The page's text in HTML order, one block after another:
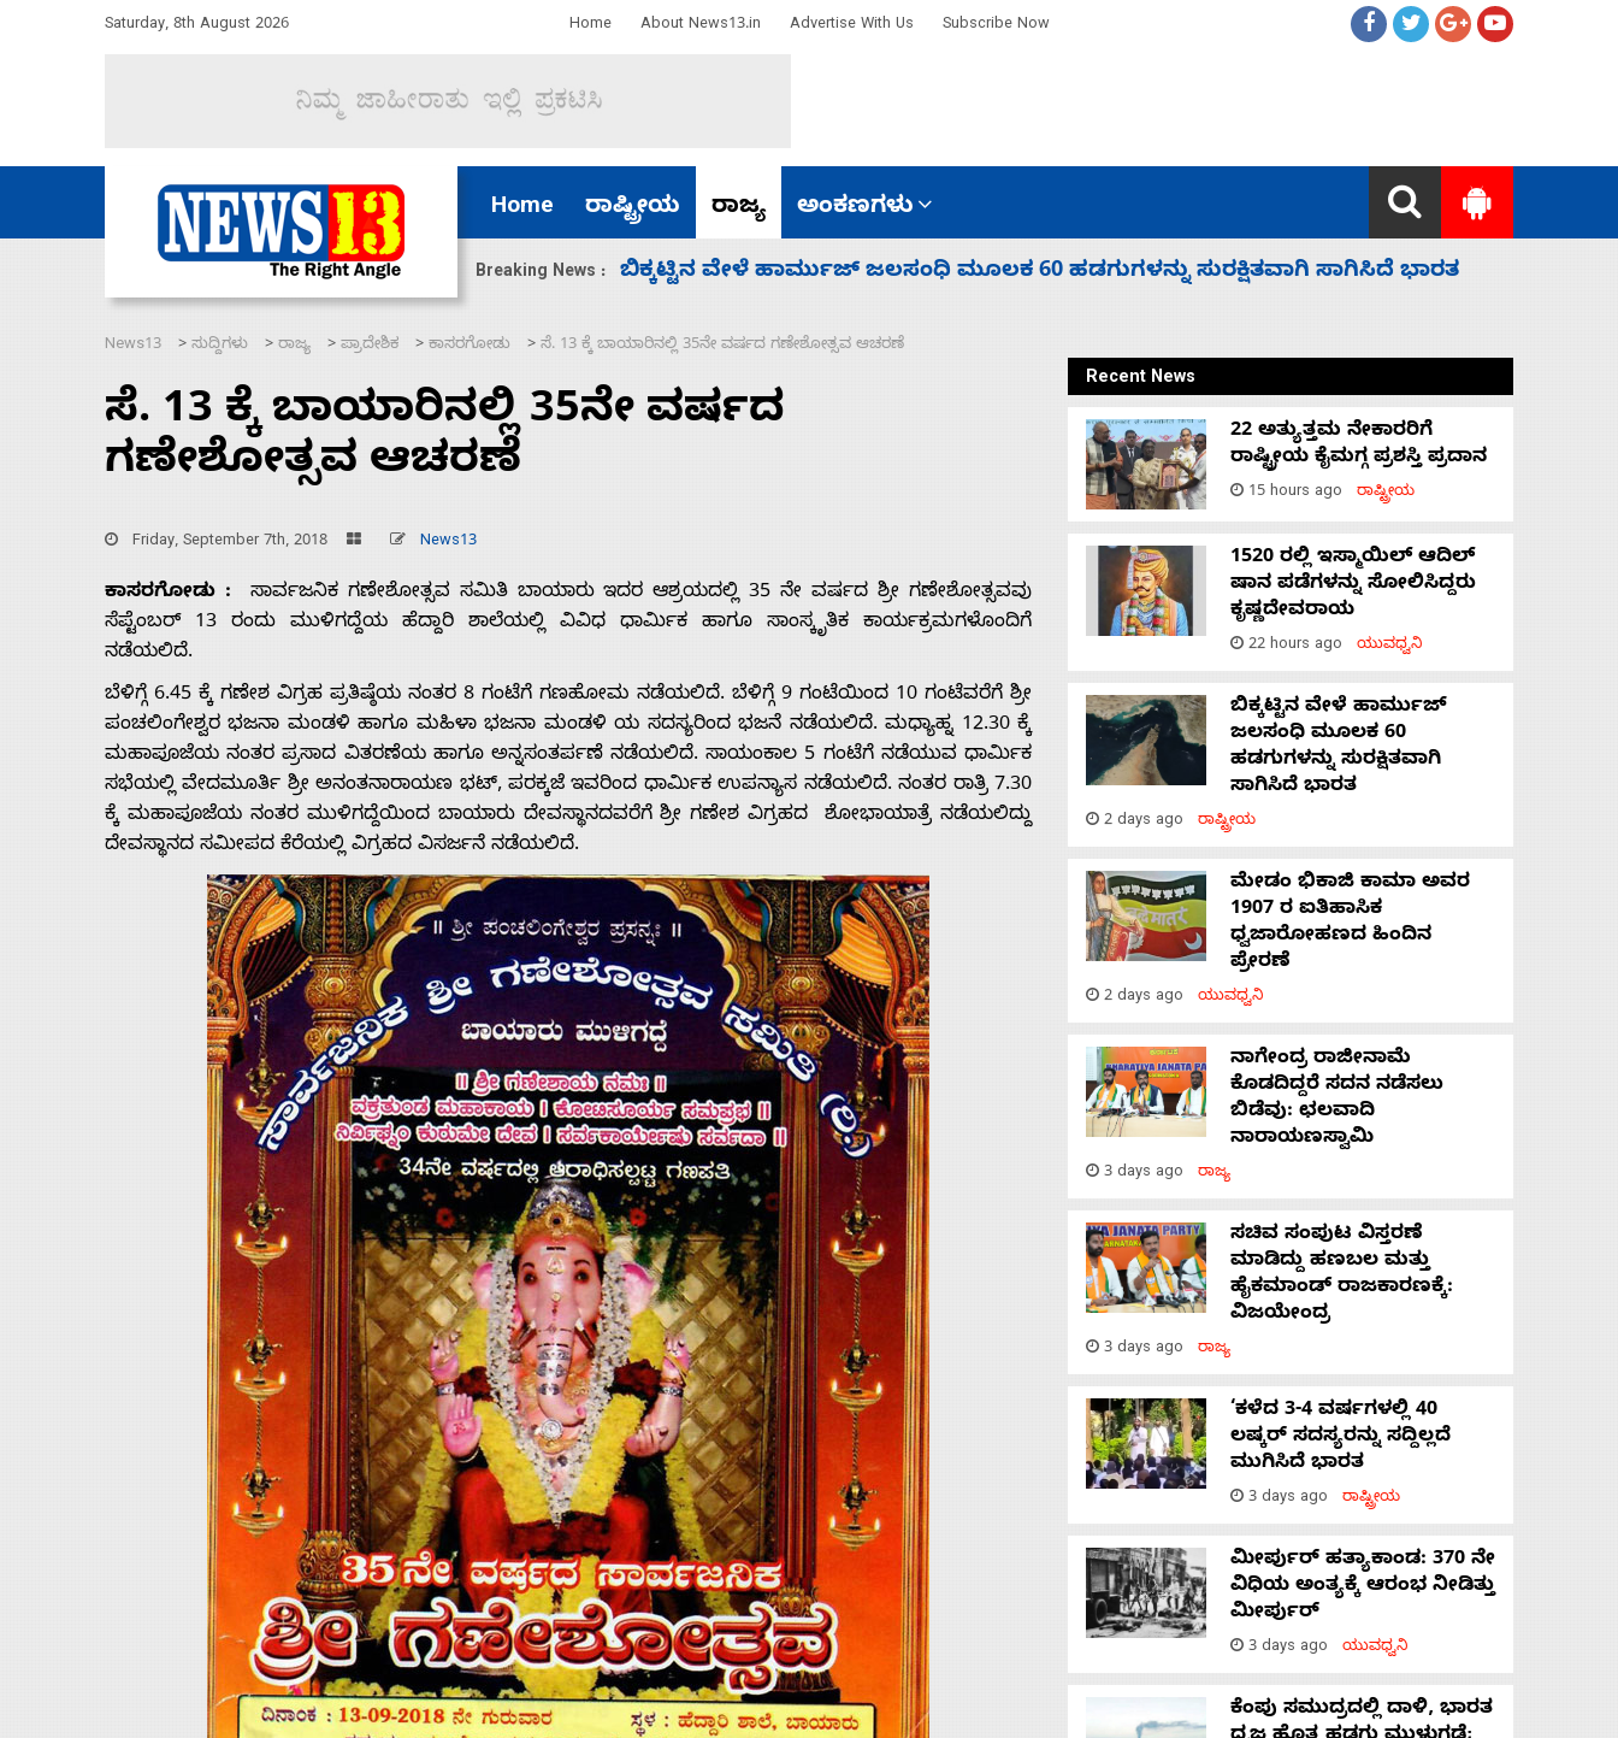
Saturday, 8th August 2026 Home About News13.in Advertise With Us Subscribe Now
Home ರಾಷ್ಟ್ರೀಯ ರಾಜ್ಯ ಅಂಕಣಗಳು
Breaking News :
ಮೂಲಕ 60 ಹಡಗುಗಳನ್ನು ಸುರಕ್ಷಿತವಾಗಿ ಸಾಗಿಸಿದೆ ಭಾರತ ನಾಗೇಂದ್ರ ರಾಜೀನಾಮೆ ಕೊಡದಿದ್ದರೆ ಸದನ ನಡೆಸಲು ಬಿಡೆವು: ಛಲವಾದಿ ನಾರಾಯಣಸ್ವಾಮಿ
News13 > ಸುದ್ದಿಗಳು > ರಾಜ್ಯ > ಪ್ರಾದೇಶಿಕ > ಕಾಸರಗೋಡು > ಸೆ. 13 ಕ್ಕೆ ಬಾಯಾರಿನಲ್ಲಿ 35ನೇ ವರ್ಷದ ಗಣೇಶೋತ್ಸವ ಆಚರಣೆ
ಸೆ. 13 ಕ್ಕೆ ಬಾಯಾರಿನಲ್ಲಿ 35ನೇ ವರ್ಷದ
ಗಣೇಶೋತ್ಸವ ಆಚರಣೆ
Friday, September 7th, 2018 News13
ಕಾಸರಗೋಡು :
ಸಾರ್ವಜನಿಕ ಗಣೇಶೋತ್ಸವ ಸಮಿತಿ ಬಾಯಾರು ಇದರ ಆಶ್ರಯದಲ್ಲಿ 35 ನೇ ವರ್ಷದ ಶ್ರೀ ಗಣೇಶೋತ್ಸವವು
ಸೆಪ್ಟೆಂಬರ್ 13 ರಂದು ಮುಳಿಗದ್ದೆಯ ಹೆದ್ದಾರಿ ಶಾಲೆಯಲ್ಲಿ ವಿವಿಧ ಧಾರ್ಮಿಕ ಹಾಗೂ ಸಾಂಸ್ಕೃತಿಕ ಕಾರ್ಯಕ್ರಮಗಳೊಂದಿಗೆ
ನಡೆಯಲಿದೆ.
ಬೆಳಿಗ್ಗೆ 6.45 ಕ್ಕೆ ಗಣೇಶ ವಿಗ್ರಹ ಪ್ರತಿಷ್ಠೆಯ ನಂತರ 8 ಗಂಟೆಗೆ ಗಣಹೋಮ ನಡೆಯಲಿದೆ. ಬೆಳಿಗ್ಗೆ 9 ಗಂಟೆಯಿಂದ 10 ಗಂಟೆವರೆಗೆ ಶ್ರೀ
ಪಂಚಲಿಂಗೇಶ್ವರ ಭಜನಾ ಮಂಡಳಿ ಹಾಗೂ ಮಹಿಳಾ ಭಜನಾ ಮಂಡಳಿ ಯ ಸದಸ್ಯರಿಂದ ಭಜನೆ ನಡೆಯಲಿದೆ. ಮಧ್ಯಾಹ್ನ 12.30 ಕ್ಕೆ
ಮಹಾಪೂಜೆಯ ನಂತರ ಪ್ರಸಾದ ವಿತರಣೆಯ ಹಾಗೂ ಅನ್ನಸಂತರ್ಪಣೆ ನಡೆಯಲಿದೆ. ಸಾಯಂಕಾಲ 5 ಗಂಟೆಗೆ ನಡೆಯುವ ಧಾರ್ಮಿಕ
ಸಭೆಯಲ್ಲಿ ವೇದಮೂರ್ತಿ ಶ್ರೀ ಅನಂತನಾರಾಯಣ ಭಟ್, ಪರಕ್ಕಜೆ ಇವರಿಂದ ಧಾರ್ಮಿಕ ಉಪನ್ಯಾಸ ನಡೆಯಲಿದೆ. ನಂತರ ರಾತ್ರಿ 7.30
ಕ್ಕೆ ಮಹಾಪೂಜೆಯ ನಂತರ ಮುಳಿಗದ್ದೆಯಿಂದ ಬಾಯಾರು ದೇವಸ್ಥಾನದವರೆಗೆ ಶ್ರೀ ಗಣೇಶ ವಿಗ್ರಹದ ಶೋಭಾಯಾತ್ರೆ ನಡೆಯಲಿದ್ದು
ದೇವಸ್ಥಾನದ ಸಮೀಪದ ಕೆರೆಯಲ್ಲಿ ವಿಗ್ರಹದ ವಿಸರ್ಜನೆ ನಡೆಯಲಿದೆ.
Recent News
22 ಅತ್ಯುತ್ತಮ ನೇಕಾರರಿಗೆ
ರಾಷ್ಟ್ರೀಯ ಕೈಮಗ್ಗ ಪ್ರಶಸ್ತಿ ಪ್ರದಾನ
15 hours ago ರಾಷ್ಟ್ರೀಯ
1520 ರಲ್ಲಿ ಇಸ್ಮಾಯಿಲ್ ಆದಿಲ್
ಷಾನ ಪಡೆಗಳನ್ನು ಸೋಲಿಸಿದ್ದರು
ಕೃಷ್ಣದೇವರಾಯ
22 hours ago ಯುವಧ್ವನಿ
ಬಿಕ್ಕಟ್ಟಿನ ವೇಳೆ ಹಾರ್ಮುಜ್
ಜಲಸಂಧಿ ಮೂಲಕ 60
ಹಡಗುಗಳನ್ನು ಸುರಕ್ಷಿತವಾಗಿ
ಸಾಗಿಸಿದೆ ಭಾರತ
2 days ago ರಾಷ್ಟ್ರೀಯ
ಮೇಡಂ ಭಿಕಾಜಿ ಕಾಮಾ ಅವರ
1907 ರ ಐತಿಹಾಸಿಕ
ಧ್ವಜಾರೋಹಣದ ಹಿಂದಿನ
ಪ್ರೇರಣೆ
2 days ago ಯುವಧ್ವನಿ
ನಾಗೇಂದ್ರ ರಾಜೀನಾಮೆ
ಕೊಡದಿದ್ದರೆ ಸದನ ನಡೆಸಲು
ಬಿಡೆವು: ಛಲವಾದಿ
ನಾರಾಯಣಸ್ವಾಮಿ
3 days ago ರಾಜ್ಯ
ಸಚಿವ ಸಂಪುಟ ವಿಸ್ತರಣೆ
ಮಾಡಿದ್ದು ಹಣಬಲ ಮತ್ತು
ಹೈಕಮಾಂಡ್ ರಾಜಕಾರಣಕ್ಕೆ:
ವಿಜಯೇಂದ್ರ
3 days ago ರಾಜ್ಯ
‘ಕಳೆದ 3-4 ವರ್ಷಗಳಲ್ಲಿ 40
ಲಷ್ಕರ್ ಸದಸ್ಯರನ್ನು ಸದ್ದಿಲ್ಲದೆ
ಮುಗಿಸಿದೆ ಭಾರತ
3 days ago ರಾಷ್ಟ್ರೀಯ
ಮೀರ್ಪುರ್ ಹತ್ಯಾಕಾಂಡ: 370 ನೇ
ವಿಧಿಯ ಅಂತ್ಯಕ್ಕೆ ಆರಂಭ ನೀಡಿತ್ತು
ಮೀರ್ಪುರ್
3 days ago ಯುವಧ್ವನಿ
ಕೆಂಪು ಸಮುದ್ರದಲ್ಲಿ ದಾಳಿ, ಭಾರತ